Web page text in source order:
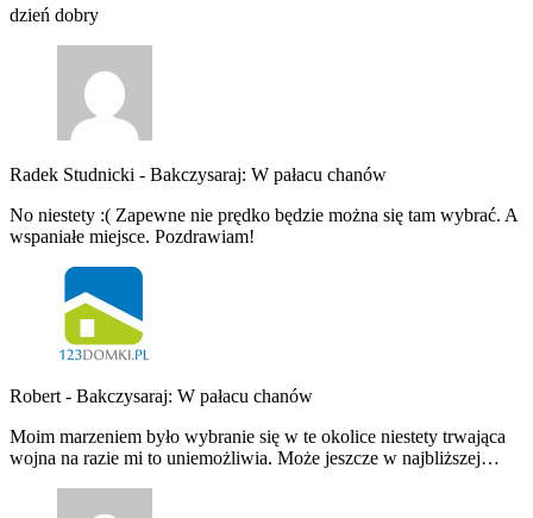
dzień dobry
Radek Studnicki - Bakczysaraj: W pałacu chanów
No niestety :( Zapewne nie prędko będzie można się tam wybrać. A
wspaniałe miejsce. Pozdrawiam!
Robert - Bakczysaraj: W pałacu chanów
Moim marzeniem było wybranie się w te okolice niestety trwająca
wojna na razie mi to uniemożliwia. Może jeszcze w najbliższej…